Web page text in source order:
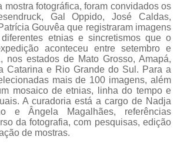
mostra fotográfica, foram convidados os
Gal Oppido, José Caldas,
Gouvêa que registraram imagens
etnias e sincretismos que o
aconteceu entre setembro e
nos estados de Mato Grosso, Amapá,
Catarina e Rio Grande do Sul. Para a
mais de 100 imagens, além
mosaico de etnias, linha do tempo e
A curadoria está a cargo de Nadja
e Ângela Magalhães, referências
da fotografia, com pesquisas, edição
de mostras.